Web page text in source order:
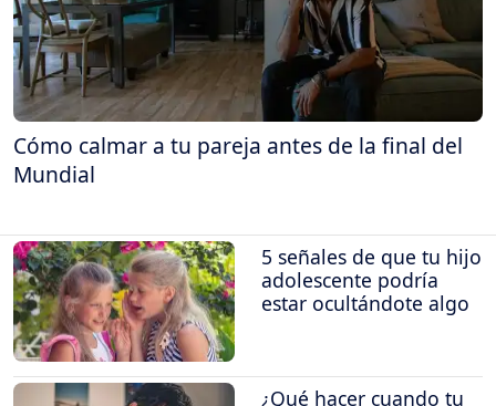
Cómo calmar a tu pareja antes de la final del
Mundial
5 señales de que tu hijo
adolescente podría
estar ocultándote algo
¿Qué hacer cuando tu